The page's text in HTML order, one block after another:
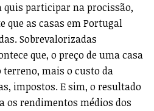
quis participar na procissão,
que as casas em Portugal
Sobrevalorizadas
que, o preço de uma casa
mais o custo da
impostos. E sim, o resultado
os rendimentos médios dos